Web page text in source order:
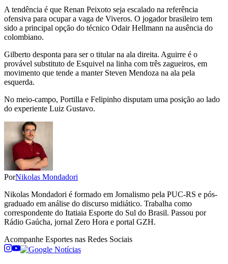
A tendência é que Renan Peixoto seja escalado na referência
ofensiva para ocupar a vaga de Viveros. O jogador brasileiro tem
sido a principal opção do técnico Odair Hellmann na ausência do
colombiano.
Gilberto desponta para ser o titular na ala direita. Aguirre é o
provável substituto de Esquivel na linha com três zagueiros, em
movimento que tende a manter Steven Mendoza na ala pela
esquerda.
No meio-campo, Portilla e Felipinho disputam uma posição ao lado
do experiente Luiz Gustavo.
PorNikolas Mondadori
Nikolas Mondadori é formado em Jornalismo pela PUC-RS e pós-
graduado em análise do discurso midiático. Trabalha como
correspondente do Itatiaia Esporte do Sul do Brasil. Passou por
Rádio Gaúcha, jornal Zero Hora e portal GZH.
Acompanhe Esportes nas Redes Sociais